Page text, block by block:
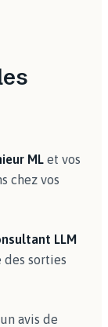
ML et vos
chez vos
LLM
sorties
avis de